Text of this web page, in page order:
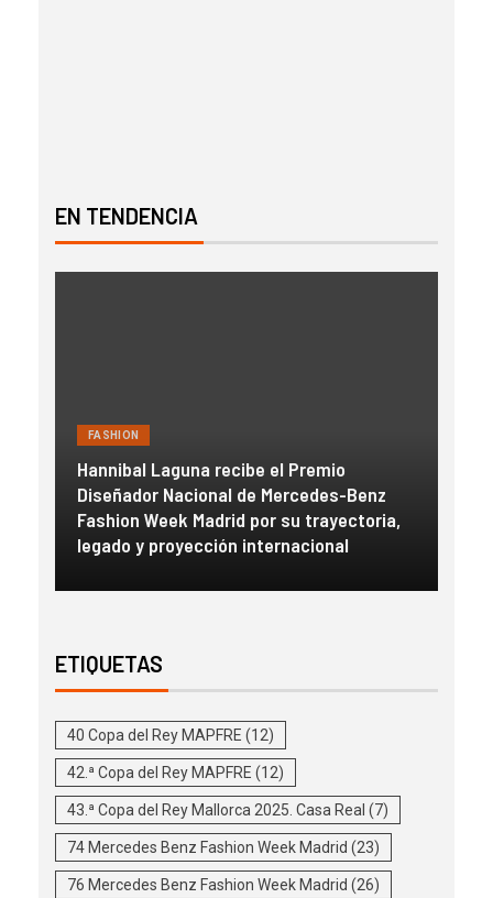
EN TENDENCIA
FASHION
Hannibal Laguna recibe el Premio
Diseñador Nacional de Mercedes-Benz
Fashion Week Madrid por su trayectoria,
legado y proyección internacional
ETIQUETAS
40 Copa del Rey MAPFRE (12)
42.ª Copa del Rey MAPFRE (12)
43.ª Copa del Rey Mallorca 2025. Casa Real (7)
74 Mercedes Benz Fashion Week Madrid (23)
76 Mercedes Benz Fashion Week Madrid (26)